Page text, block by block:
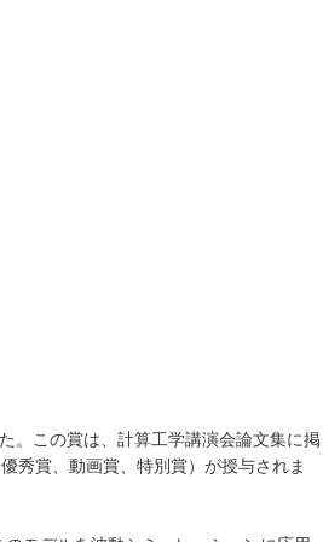
。この賞は、計算工学講演会論文集に掲
秀賞、動画賞、特別賞）が授与されま